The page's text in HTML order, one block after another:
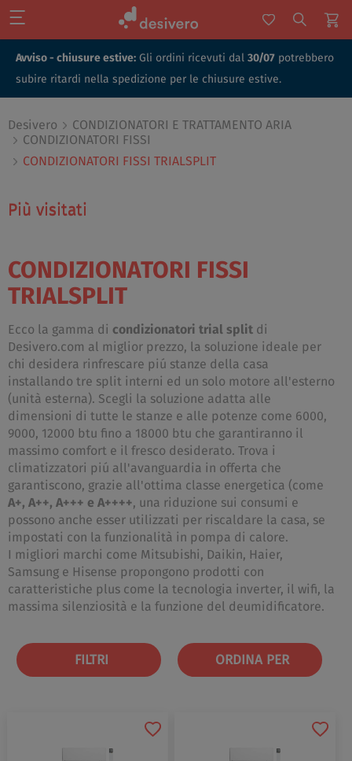
Avviso - chiusure estive: Gli ordini ricevuti dal 30/07 potrebbero
subire ritardi nella spedizione per le chiusure estive.
Desivero
CONDIZIONATORI E TRATTAMENTO ARIA
CONDIZIONATORI FISSI
CONDIZIONATORI FISSI TRIALSPLIT
Più visitati
Più visitati
CONDIZIONATORI FISSI
TRIALSPLIT
Ecco la gamma di condizionatori trial split di
Desivero.com al miglior prezzo, la soluzione ideale per
chi desidera rinfrescare piú stanze della casa
installando tre split interni ed un solo motore all'esterno
(unità esterna). Scegli la soluzione adatta alle
dimensioni di tutte le stanze e alle potenze come 6000,
9000, 12000 btu fino a 18000 btu che garantiranno il
massimo comfort e il fresco desiderato. Trova i
climatizzatori piú all'avanguardia in offerta che
garantiscono, grazie all'ottima classe energetica (come
A+, A++, A+++ e A++++, una riduzione sui consumi e
possono anche esser utilizzati per riscaldare la casa, se
impostati con la funzionalità in pompa di calore.
I migliori marchi come Mitsubishi, Daikin, Haier,
Samsung e Hisense propongono prodotti con
caratteristiche plus come la tecnologia inverter, il wifi, la
massima silenziosità e la funzione del deumidificatore.
FILTRI ORDINA PER